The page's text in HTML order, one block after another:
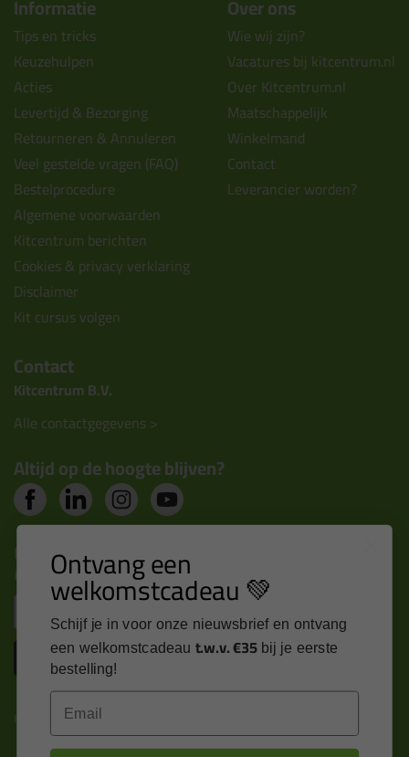
Informatie
Tips en tricks
Keuzehulpen
Acties
Levertijd & Bezorging
Retourneren & Annuleren
Veel gestelde vragen (FAQ)
Bestelprocedure
Algemene voorwaarden
Kitcentrum berichten
Cookies & privacy verklaring
Disclaimer
Kit cursus volgen
Over ons
Wie wij zijn?
Vacatures bij kitcentrum.nl
Over Kitcentrum.nl
Maatschappelijk
Winkelmand
Contact
Leverancier worden?
Contact
Kitcentrum B.V.
Alle contactgegevens >
Altijd op de hoogte blijven?
Nieuws, tips en exclusieve deals rechtstreeks in je
inbox
Inschrijven
Kitcentrum is trots op:
Ontvang een
welkomstcadeau 💚
Schijf je in voor onze nieuwsbrief en ontvang
een welkomstcadeau t.w.v. €35 bij je eerste
bestelling!
Email